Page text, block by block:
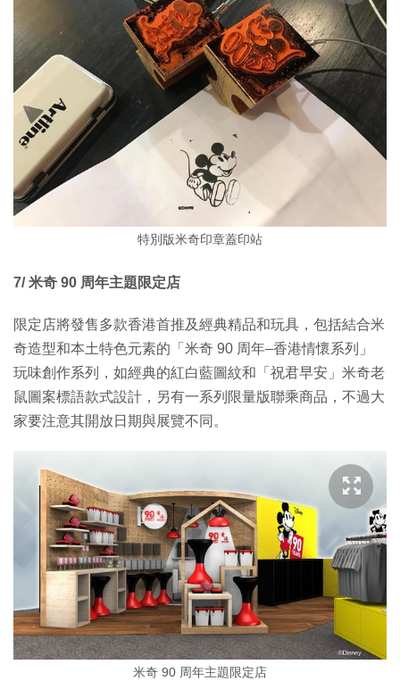
特別版米奇印章蓋印站
7/ 米奇 90 周年主題限定店
限定店將發售多款香港首推及經典精品和玩具，包括結合米
奇造型和本土特色元素的「米奇 90 周年–香港情懷系列」
玩味創作系列，如經典的紅白藍圖紋和「祝君早安」米奇老
鼠圖案標語款式設計，另有一系列限量版聯乘商品，不過大
家要注意其開放日期與展覽不同。
米奇 90 周年主題限定店